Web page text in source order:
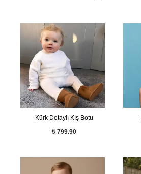
Kürk Detaylı Kış Botu
₺ 799.90